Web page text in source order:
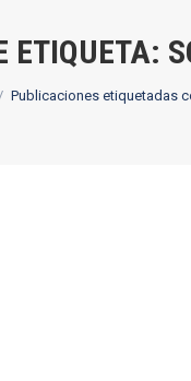
ETIQUETA:
Publicaciones etiquetadas